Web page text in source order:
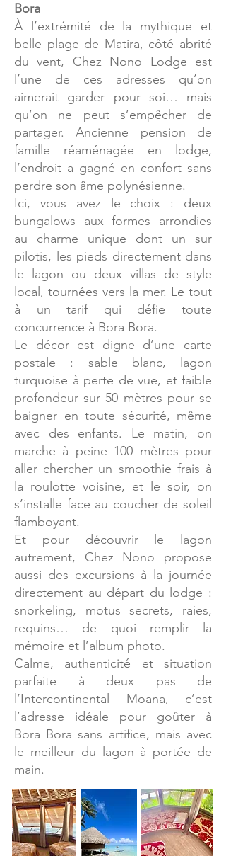
Bora
À l’extrémité de la mythique et
belle plage de Matira, côté abrité
du vent, Chez Nono Lodge est
l’une de ces adresses qu’on
aimerait garder pour soi… mais
qu’on ne peut s’empêcher de
partager. Ancienne pension de
famille réaménagée en lodge,
l’endroit a gagné en confort sans
perdre son âme polynésienne.
Ici, vous avez le choix : deux
bungalows aux formes arrondies
au charme unique dont un sur
pilotis, les pieds directement dans
le lagon ou deux villas de style
local, tournées vers la mer. Le tout
à un tarif qui défie toute
concurrence à Bora Bora.
Le décor est digne d’une carte
postale : sable blanc, lagon
turquoise à perte de vue, et faible
profondeur sur 50 mètres pour se
baigner en toute sécurité, même
avec des enfants. Le matin, on
marche à peine 100 mètres pour
aller chercher un smoothie frais à
la roulotte voisine, et le soir, on
s’installe face au coucher de soleil
flamboyant.
Et pour découvrir le lagon
autrement, Chez Nono propose
aussi des excursions à la journée
directement au départ du lodge :
snorkeling, motus secrets, raies,
requins… de quoi remplir la
mémoire et l’album photo.
Calme, authenticité et situation
parfaite à deux pas de
l’Intercontinental Moana, c’est
l’adresse idéale pour goûter à
Bora Bora sans artifice, mais avec
le meilleur du lagon à portée de
main.